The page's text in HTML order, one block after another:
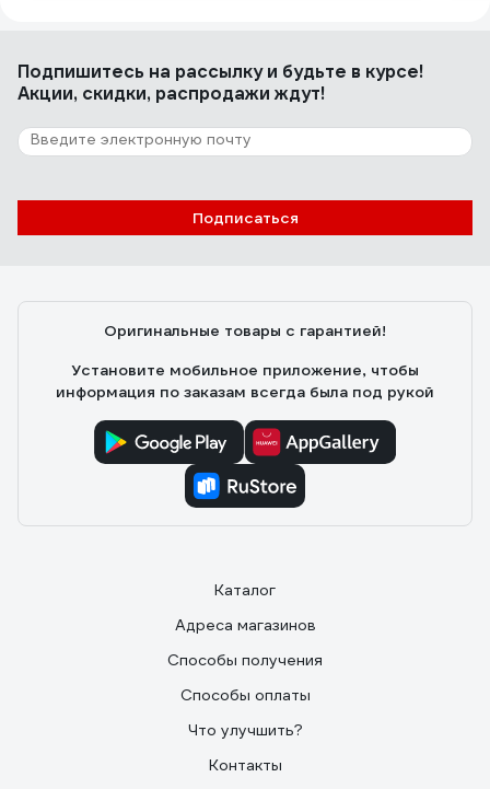
Подпишитесь на рассылкуи будьте в курсе!
Акции, скидки, распродажи ждут!
Подписаться
Оригинальные товары с гарантией!
Установите мобильное приложение, чтобы
информация по заказам всегда была под рукой
Каталог
Адреса магазинов
Способы получения
Способы оплаты
Что улучшить?
Контакты